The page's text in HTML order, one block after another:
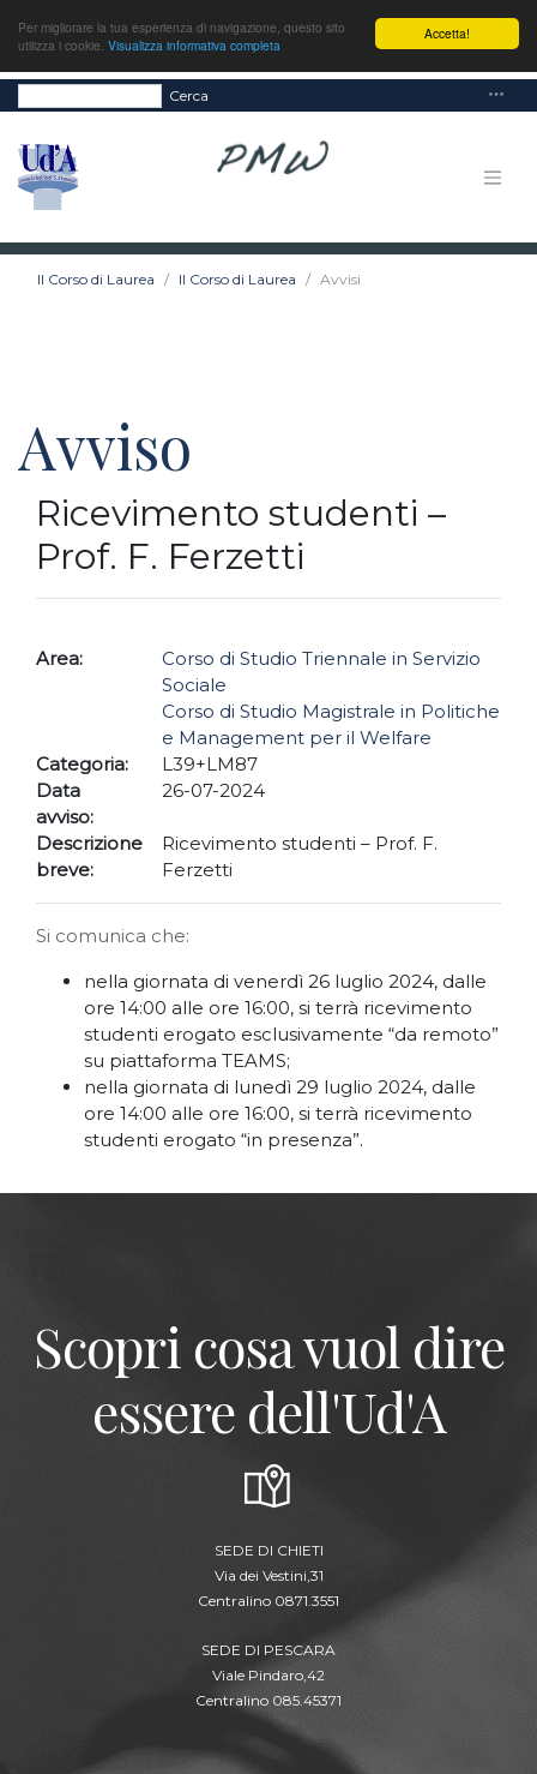
Accetta!
Per migliorare la tua esperienza di navigazione, questo sito
utilizza i cookie. Visualizza informativa completa
Cerca
Il Corso di Laurea Il Corso di Laurea Avvisi
Avviso
Ricevimento studenti –
Prof. F. Ferzetti
Area:
Corso di Studio Triennale in Servizio
Sociale
Corso di Studio Magistrale in Politiche
e Management per il Welfare
Categoria:
L39+LM87
Data
avviso:
26-07-2024
Descrizione
breve:
Ricevimento studenti – Prof. F.
Ferzetti
Si comunica che:
nella giornata di venerdì 26 luglio 2024, dalle
ore 14:00 alle ore 16:00, si terrà ricevimento
studenti erogato esclusivamente “da remoto”
su piattaforma TEAMS;
nella giornata di lunedì 29 luglio 2024, dalle
ore 14:00 alle ore 16:00, si terrà ricevimento
studenti erogato “in presenza”.
Scopri cosa vuol dire
essere dell'Ud'A
SEDE DI CHIETI
Via dei Vestini,31
Centralino 0871.3551
SEDE DI PESCARA
Viale Pindaro,42
Centralino 085.45371